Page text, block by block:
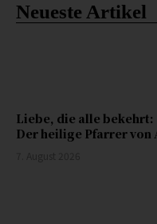
Neueste Artikel
Liebe, die alle bekehrt:
Der heilige Pfarrer von